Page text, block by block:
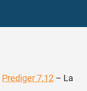
Prediger 7,12 – La